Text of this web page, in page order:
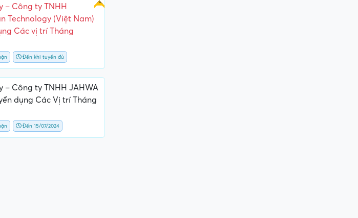
– Công ty TNHH
Technology (Việt Nam)
Các vị trí Tháng
Đến khi tuyển đủ
– Công ty TNHH JAHWA
dụng Các Vị trí Tháng
Đến 15/07/2024